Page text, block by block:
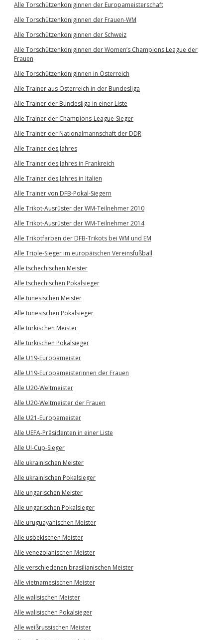
Alle Torschützenköniginnen der Europameisterschaft
Alle Torschützenköniginnen der Frauen-WM
Alle Torschützenköniginnen der Schweiz
Alle Torschützenköniginnen der Women’s Champions League der
Frauen
Alle Torschützenköniginnen in Österreich
Alle Trainer aus Österreich in der Bundesliga
Alle Trainer der Bundesliga in einer Liste
Alle Trainer der Champions-League-Sieger
Alle Trainer der Nationalmannschaft der DDR
Alle Trainer des Jahres
Alle Trainer des Jahres in Frankreich
Alle Trainer des Jahres in Italien
Alle Trainer von DFB-Pokal-Siegern
Alle Trikot-Ausrüster der WM-Teilnehmer 2010
Alle Trikot-Ausrüster der WM-Teilnehmer 2014
Alle Trikotfarben der DFB-Trikots bei WM und EM
Alle Triple-Sieger im europäischen Vereinsfußball
Alle tschechischen Meister
Alle tschechischen Pokalsieger
Alle tunesischen Meister
Alle tunesischen Pokalsieger
Alle türkischen Meister
Alle türkischen Pokalsieger
Alle U19-Europameister
Alle U19-Europameisterinnen der Frauen
Alle U20-Weltmeister
Alle U20-Weltmeister der Frauen
Alle U21-Europameister
Alle UEFA-Präsidenten in einer Liste
Alle UI-Cup-Sieger
Alle ukrainischen Meister
Alle ukrainischen Pokalsieger
Alle ungarischen Meister
Alle ungarischen Pokalsieger
Alle uruguayanischen Meister
Alle usbekischen Meister
Alle venezolanischen Meister
Alle verschiedenen brasilianischen Meister
Alle vietnamesischen Meister
Alle walisischen Meister
Alle walisischen Pokalsieger
Alle weißrussischen Meister